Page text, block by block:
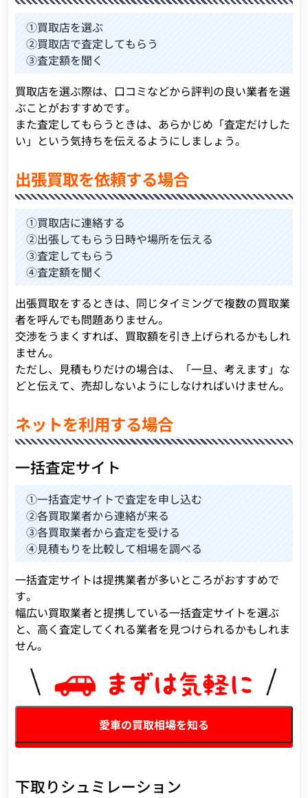
①買取店を選ぶ
②買取店で査定してもらう
③査定額を聞く
買取店を選ぶ際は、口コミなどから評判の良い業者を選
ぶことがおすすめです。
また査定してもらうときは、あらかじめ「査定だけした
い」という気持ちを伝えるようにしましょう。
出張買取を依頼する場合
①買取店に連絡する
②出張してもらう日時や場所を伝える
③査定してもらう
④査定額を聞く
出張買取をするときは、同じタイミングで複数の買取業
者を呼んでも問題ありません。
交渉をうまくすれば、買取額を引き上げられるかもしれ
ません。
ただし、見積もりだけの場合は、「一旦、考えます」な
どと伝えて、売却しないようにしなければいけません。
ネットを利用する場合
一括査定サイト
①一括査定サイトで査定を申し込む
②各買取業者から連絡が来る
③各買取業者から査定を受ける
④見積もりを比較して相場を調べる
一括査定サイトは提携業者が多いところがおすすめで
す。
幅広い買取業者と提携している一括査定サイトを選ぶ
と、高く査定してくれる業者を見つけられるかもしれま
せん。
愛車の買取相場を知る
下取りシュミレーション